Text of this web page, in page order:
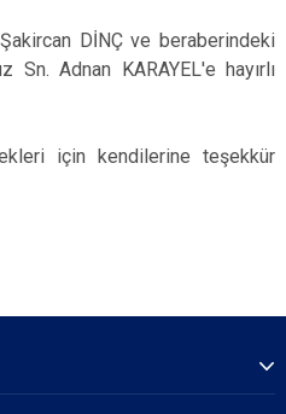
DİNÇ ve beraberindeki
Adnan KARAYEL'e hayırlı
için kendilerine teşekkür